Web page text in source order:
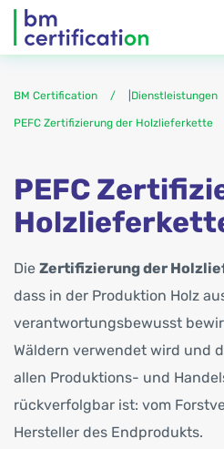
BM Certification Dienstleistungen
PEFC Zertifizierung der Holzlieferkette
PEFC
Die Zertifizierung der
dass in der Produktion Holz
verantwortungsbewusst
Wäldern verwendet wird und
allen Produktions- und
rückverfolgbar ist: vom
Hersteller des Endprodukts.